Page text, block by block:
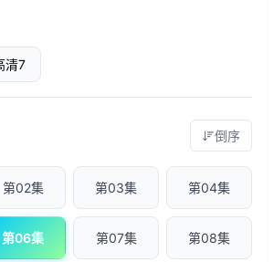
清7
倒序
第02集 第03集 第04集
第06集 第07集 第08集